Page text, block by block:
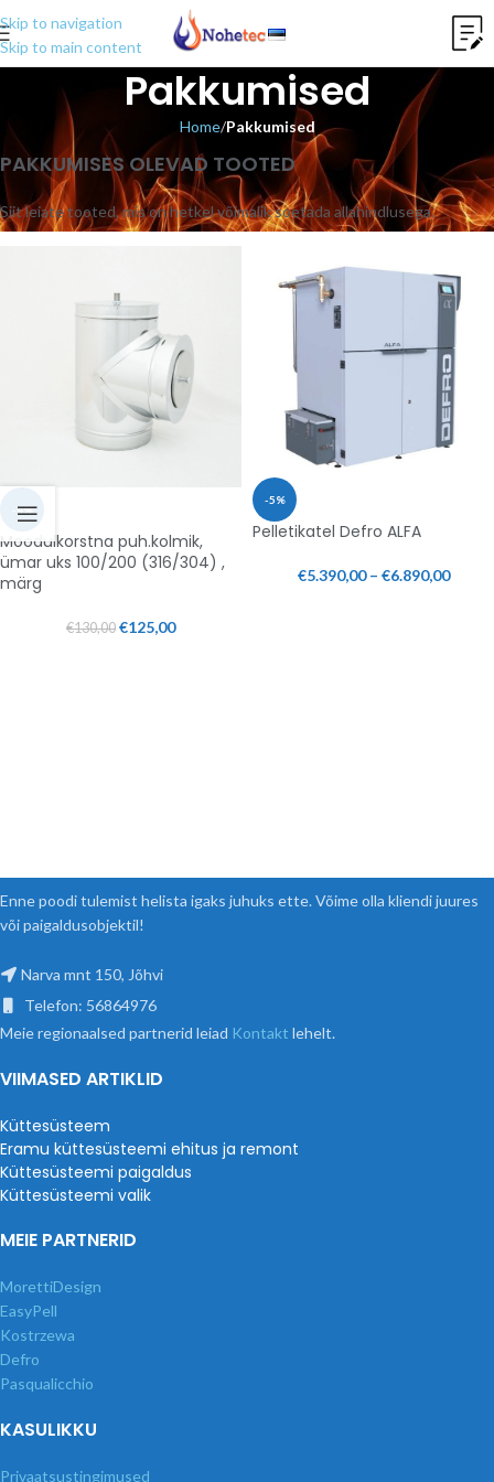
Skip to navigation
Skip to main content
Pakkumised
Home/Pakkumised
PAKKUMISES OLEVAD TOOTED
Siit leiate tooted, mis on hetkel võimalik soetada allahindlusega.
-4%
Moodulkorstna puh.kolmik,
ümar uks 100/200 (316/304) ,
märg
€130,00 €125,00
-5%
Pelletikatel Defro ALFA
€5.390,00 – €6.890,00
Enne poodi tulemist helista igaks juhuks ette. Võime olla kliendi juures
või paigaldusobjektil!
Narva mnt 150, Jõhvi
Telefon: 56864976
Meie regionaalsed partnerid leiad Kontakt lehelt.
VIIMASED ARTIKLID
Küttesüsteem
Eramu küttesüsteemi ehitus ja remont
Küttesüsteemi paigaldus
Küttesüsteemi valik
MEIE PARTNERID
MorettiDesign
EasyPell
Kostrzewa
Defro
Pasqualicchio
KASULIKKU
Privaatsustingimused